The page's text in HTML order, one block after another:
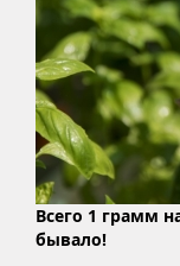
Всего 1 грамм
бывало!